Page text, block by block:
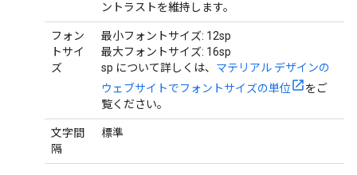
ントラストを維持します。
フォン
トサイ
ズ
最小フォントサイズ: 12sp
最大フォントサイズ: 16sp
sp について詳しくは、 マテリアル デザインの
ウェブサイトでフォントサイズの単位
をご
覧ください。
文字間
隔
標準